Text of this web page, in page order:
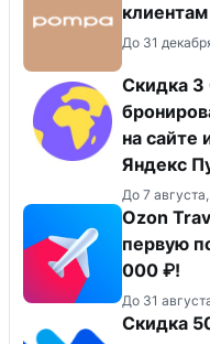
До 31
Скидка
на сайте
Яндекс
До 7
Ozon
первую
000 ₽!
До 31
Скидка